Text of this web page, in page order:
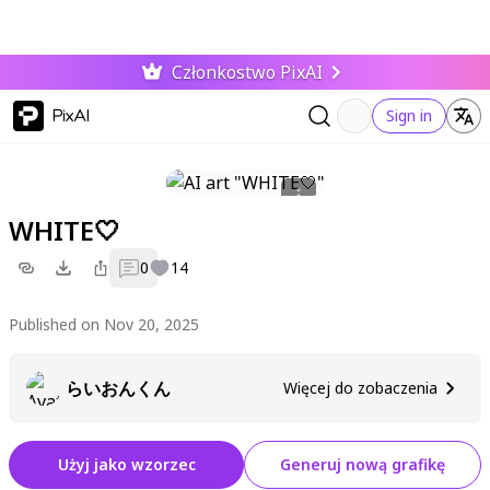
Członkostwo PixAI
PixAI Sign in
WHITE🤍
0 14
Published on Nov 20, 2025
らいおんくん Więcej do zobaczenia
Użyj jako wzorzec Generuj nową grafikę